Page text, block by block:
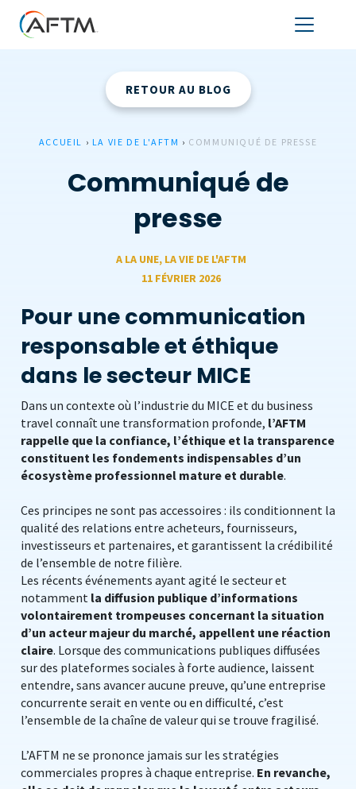
RETOUR AU BLOG
ACCUEIL › LA VIE DE L'AFTM › COMMUNIQUÉ DE PRESSE
Communiqué de
presse
A LA UNE, LA VIE DE L'AFTM
11 FÉVRIER 2026
Pour une communication
responsable et éthique
dans le secteur MICE
Dans un contexte où l’industrie du MICE et du business
travel connaît une transformation profonde, l’AFTM
rappelle que la confiance, l’éthique et la transparence
constituent les fondements indispensables d’un
écosystème professionnel mature et durable.
Ces principes ne sont pas accessoires : ils conditionnent la
qualité des relations entre acheteurs, fournisseurs,
investisseurs et partenaires, et garantissent la crédibilité
de l’ensemble de notre filière.
Les récents événements ayant agité le secteur et
notamment la diffusion publique d’informations
volontairement trompeuses concernant la situation
d’un acteur majeur du marché, appellent une réaction
claire. Lorsque des communications publiques diffusées
sur des plateformes sociales à forte audience, laissent
entendre, sans avancer aucune preuve, qu’une entreprise
concurrente serait en vente ou en difficulté, c’est
l’ensemble de la chaîne de valeur qui se trouve fragilisé.
L’AFTM ne se prononce jamais sur les stratégies
commerciales propres à chaque entreprise. En revanche,